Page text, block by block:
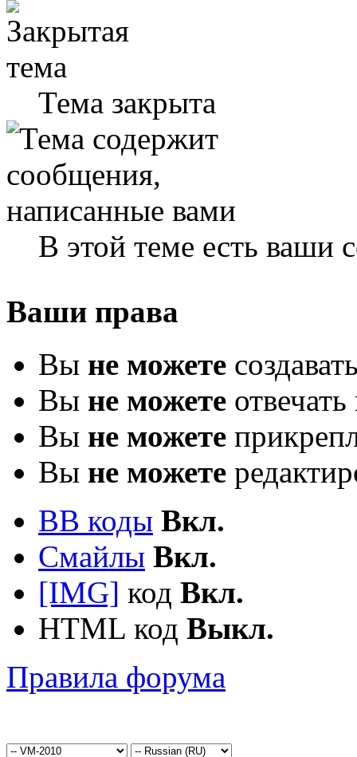
Тема закрыта
В этой теме есть ваши
Ваши права
Вы не можете
Вы не можете
Вы не можете
Вы не можете
BB коды Вкл.
Смайлы Вкл.
[IMG] код Вкл.
HTML код Выкл.
Правила форума